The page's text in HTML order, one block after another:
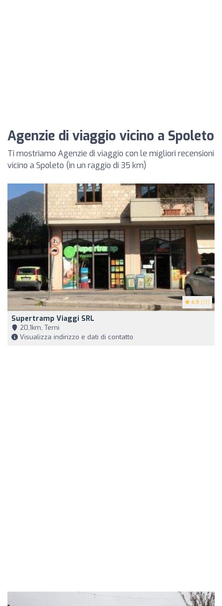
Agenzie di viaggio vicino a Spoleto
Ti mostriamo Agenzie di viaggio con le migliori recensioni
vicino a Spoleto (in un raggio di 35 km)
4.9 (13)
Supertramp Viaggi SRL
20,1km, Terni
Visualizza indirizzo e dati di contatto